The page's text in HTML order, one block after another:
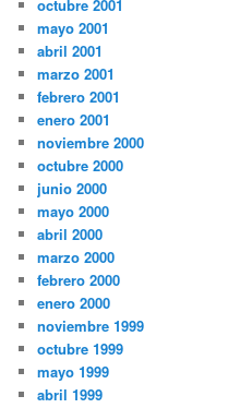
octubre 2001
mayo 2001
abril 2001
marzo 2001
febrero 2001
enero 2001
noviembre 2000
octubre 2000
junio 2000
mayo 2000
abril 2000
marzo 2000
febrero 2000
enero 2000
noviembre 1999
octubre 1999
mayo 1999
abril 1999